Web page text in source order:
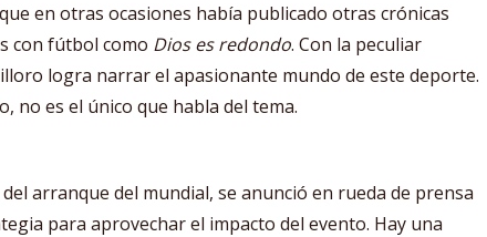
en otras ocasiones había publicado otras crónicas
con fútbol como Dios es redondo. Con la peculiar
logra narrar el apasionante mundo de este deporte.
no es el único que habla del tema.
arranque del mundial, se anunció en rueda de prensa
para aprovechar el impacto del evento. Hay una